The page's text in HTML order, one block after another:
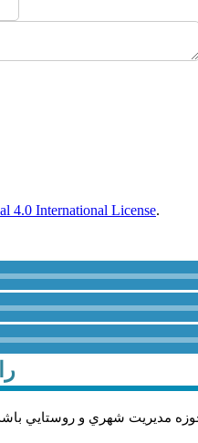
4.0 International License.
مديريت شهري و روستايي